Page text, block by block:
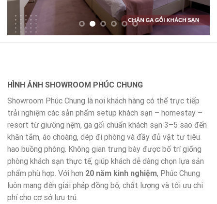
HÌNH ẢNH SHOWROOM PHÚC CHUNG
Showroom Phúc Chung là nơi khách hàng có thể trực tiếp
trải nghiệm các sản phẩm setup khách sạn – homestay –
resort từ giường nệm, ga gối chuẩn khách sạn 3–5 sao đến
khăn tắm, áo choàng, dép đi phòng và đầy đủ vật tư tiêu
hao buồng phòng. Không gian trưng bày được bố trí giống
phòng khách sạn thực tế, giúp khách dễ dàng chọn lựa sản
phẩm phù hợp. Với hơn 20 năm kinh nghiệm, Phúc Chung
luôn mang đến giải pháp đồng bộ, chất lượng và tối ưu chi
phí cho cơ sở lưu trú.